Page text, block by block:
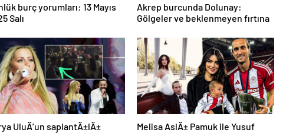
burç yorumları: 13 Mayıs
Salı
Akrep burcunda Dolunay:
Gölgeler ve beklenmeyen fırtına
UluÄ’un saplantÄ±lÄ±
Melisa AslÄ± Pamuk ile Yusuf